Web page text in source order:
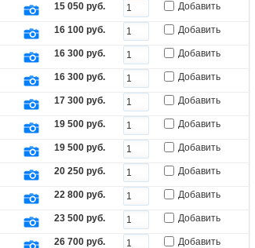
15 050 руб. Добавить
16 100 руб. Добавить
16 300 руб. Добавить
16 300 руб. Добавить
17 300 руб. Добавить
19 500 руб. Добавить
19 500 руб. Добавить
20 250 руб. Добавить
22 800 руб. Добавить
23 500 руб. Добавить
26 700 руб. Добавить